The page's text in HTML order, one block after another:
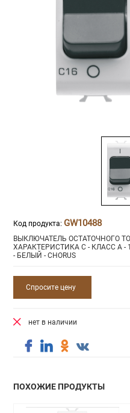
Код продукта: GW10488
ВЫКЛЮЧАТЕЛЬ ОСТАТОЧНОГО
ХАРАКТЕРИСТИКА C - КЛАСС A -
- БЕЛЫЙ - CHORUS
Спросите цену
нет в наличии
ПОХОЖИЕ ПРОДУКТЫ